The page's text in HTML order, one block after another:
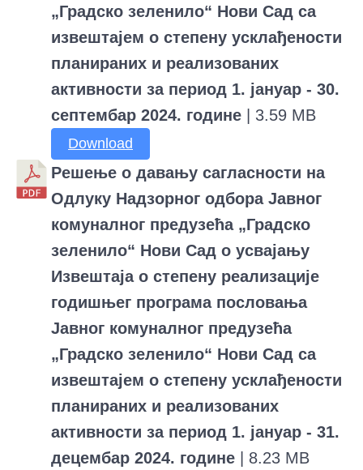
„Градско зеленило“ Нови Сад са
извештајем о степену усклађености
планираних и реализованих
активности за период 1. јануар - 30.
септембар 2024. године | 3.59 MB
Download
Решење о давању сагласности на
Одлуку Надзорног одбора Јавног
комуналног предузећа „Градско
зеленило“ Нови Сад о усвајању
Извештаја о степену реализације
годишњег програма пословања
Јавног комуналног предузећа
„Градско зеленило“ Нови Сад са
извештајем о степену усклађености
планираних и реализованих
активности за период 1. јануар - 31.
децембар 2024. године | 8.23 MB